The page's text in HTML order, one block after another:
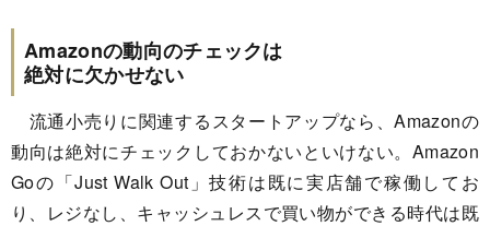
Amazonの動向のチェックは
絶対に欠かせない
流通小売りに関連するスタートアップなら、Amazonの
動向は絶対にチェックしておかないといけない。Amazon
Goの「Just Walk Out」技術は既に実店舗で稼働してお
り、レジなし、キャッシュレスで買い物ができる時代は既